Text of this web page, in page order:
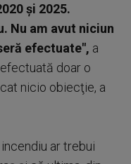
şi 2025.
Nu am avut niciun
efectuate", a
doar o
nicio obiecţie, a
ar trebui